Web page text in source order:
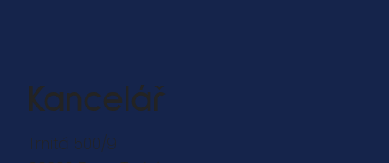
Kancelář
Trnitá 500/9